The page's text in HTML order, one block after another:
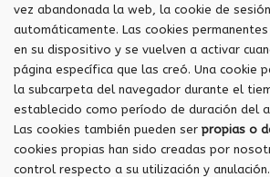
vez abandonada la web, la cookie de
automáticamente. Las cookies
en su dispositivo y se vuelven a activar
página específica que las creó. Una cookie
la subcarpeta del navegador durante el
establecido como período de duración del
Las cookies también pueden ser propias o
cookies propias han sido creadas por
control respecto a su utilización y